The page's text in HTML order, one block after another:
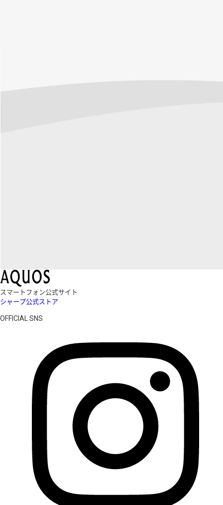
スマートフォン公式サイト
シャープ公式ストア
OFFICIAL SNS